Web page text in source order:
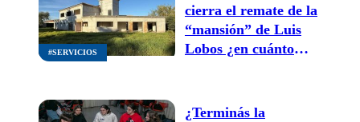
#SERVICIOS
cierra el remate de la
“mansión” de Luis
Lobos ¿en cuánto
¿Terminás la